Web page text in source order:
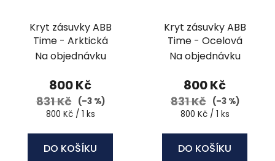
Kryt zásuvky ABB
Time - Arktická
Na objednávku
800 Kč
831 Kč
(–3 %)
Měrná
800 Kč / 1 ks
DO KOŠÍKU
Kryt zásuvky ABB
Time - Ocelová
Na objednávku
800 Kč
831 Kč
(–3 %)
Měrná
800 Kč / 1 ks
DO KOŠÍKU